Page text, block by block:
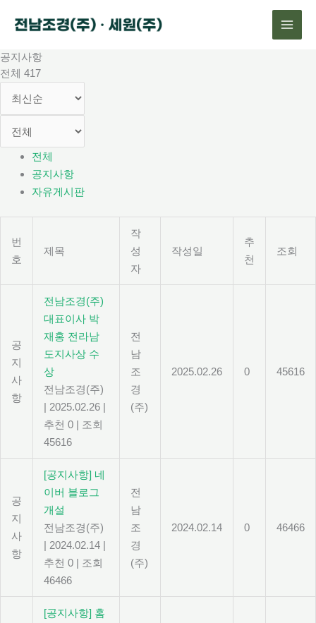
로
건
뛰
공지사항
전체 417
전체
공지사항
자유게시판
번
호
제목
작
성
자
작성일
추
천
조회
공
지
사
항
전남조경(주)
대표이사 박
재홍 전라남
도지사상 수
상
전남조경(주)
| 2025.02.26 |
추천 0 | 조회
45616
전
남
조
경
(주)
2025.02.26 0 45616
공
지
사
항
[공지사항] 네
이버 블로그
개설
전남조경(주)
| 2024.02.14 |
추천 0 | 조회
46466
전
남
조
경
(주)
2024.02.14 0 46466
[공지사항] 홈